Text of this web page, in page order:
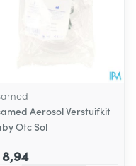
Aerosol Verstuifkit
Otc Sol